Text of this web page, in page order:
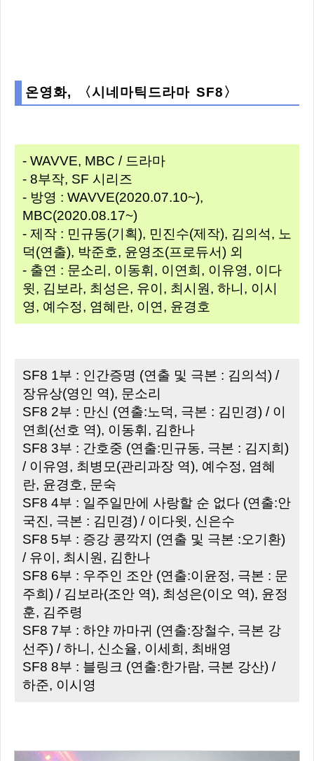
온영화, 〈시네마틱드라마 SF8〉
- WAVVE, MBC / 드라마
- 8부작, SF 시리즈
- 방영 : WAVVE(2020.07.10~),
MBC(2020.08.17~)
- 제작 : 민규동(기획), 민진수(제작), 김의석, 노
덕(연출), 박준호, 윤영조(프로듀서) 외
- 출연 : 문소리, 이동휘, 이연희, 이유영, 이다
윗, 김보라, 최성은, 유이, 최시원, 하니, 이시
영, 예수정, 염혜란, 이연, 윤경호
SF8 1부 : 인간증명 (연출 및 극본 : 김의석) /
장유상(영인 역), 문소리
SF8 2부 : 만신 (연출:노덕, 극본 : 김민경) / 이
연희(선호 역), 이동휘, 김한나
SF8 3부 : 간호중 (연출:민규동, 극본 : 김지희)
/ 이유영, 최병모(관리과장 역), 예수정, 염혜
란, 윤경호, 문숙
SF8 4부 : 일주일만에 사랑할 순 없다 (연출:안
국진, 극본 : 김민경) / 이다윗, 신은수
SF8 5부 : 증강 콩깍지 (연출 및 극본 :오기환)
/ 유이, 최시원, 김한나
SF8 6부 : 우주인 조안 (연출:이윤정, 극본 : 문
주희) / 김보라(조안 역), 최성은(이오 역), 윤정
훈, 김주령
SF8 7부 : 하얀 까마귀 (연출:장철수, 극본 강
선주) / 하니, 신소율, 이세희, 최배영
SF8 8부 : 블링크 (연출:한가람, 극본 강산) /
하준, 이시영